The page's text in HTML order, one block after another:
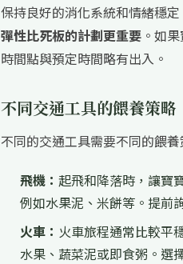
保持良好的消化系統和情緒穩
彈性比死板的計劃更重要 。如
時間點與預定時間略有出入。
不同交通工具的餵養策略
不同的交通工具需要不同的餵養
飛機： 起飛和降落時，讓寶
例如水果泥、米餅等。提前
火車： 火車旅程通常比較平
水果、蔬菜泥或即食粥。選